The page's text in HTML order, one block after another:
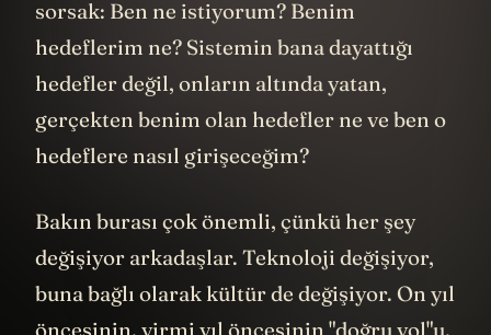
bir girişimciye dönüştü. O yatak odasında
video çeken, kağıtlara pullar yapıştıran,
karton kutuları spreyleyen adam değişmedi
aslında. Sadece kendi sorununa bir çözüm
ararken, başkalarının da benzer sorunları
Bazen hayatta "gerçek" diye bir şeyin
peşinden koşarken, elimizin hemen